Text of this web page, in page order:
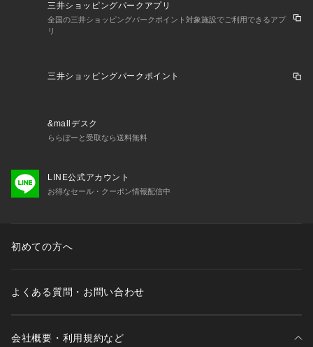
三井ショッピングパークアプリ
全国の三井ショッピングパークポイント対象施設でご利用できるアプ
リ
三井ショッピングパークポイント
&mallデスク
ららぽーと受取なら送料無料
LINE公式アカウント
お得なセール・クーポン情報配信中
初めての方へ
よくある質問・お問い合わせ
会社概要・利用規約など